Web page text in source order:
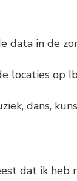
data in de
locaties op
dans,
dat ik heb